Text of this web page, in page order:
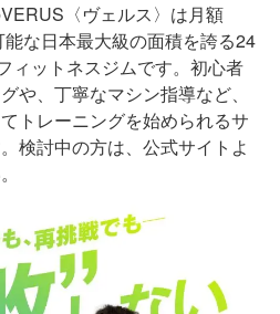
〈ヴェルス〉は月額
な日本最大級の面積を誇る24
ィットネスジムです。初心者
や、丁寧なマシン指導など、
トレーニングを始められるサ
検討中の方は、公式サイトよ